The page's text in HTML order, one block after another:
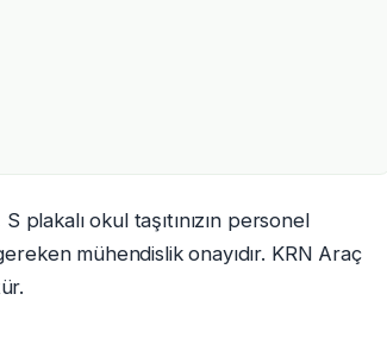
S plakalı okul taşıtınızın personel
mühendislik onayıdır. KRN Araç